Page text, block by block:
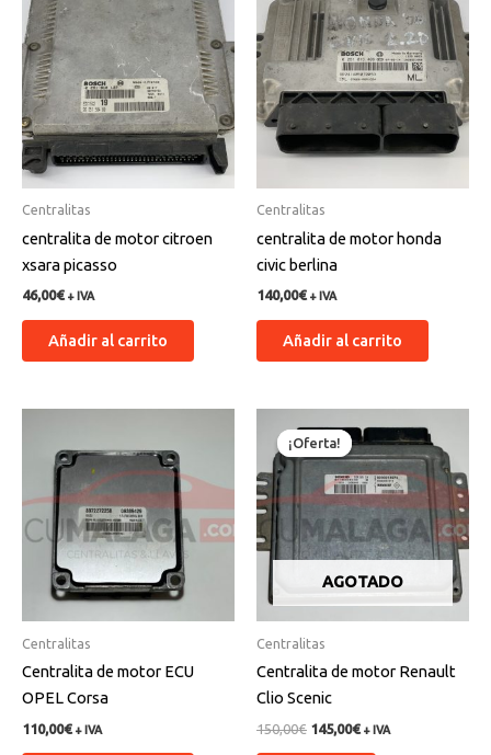
Centralitas
centralita de motor citroen
xsara picasso
46,00€ + IVA
Añadir al carrito
Centralitas
centralita de motor honda
civic berlina
140,00€ + IVA
Añadir al carrito
Centralitas
Centralita de motor ECU
OPEL Corsa
110,00€ + IVA
¡Oferta!
AGOTADO
¡Oferta!
Centralitas
Centralita de motor Renault
Clio Scenic
150,00€
precio
original
era:
150,00€.
145,00€
precio
actual
es:
145,00€.
+ IVA